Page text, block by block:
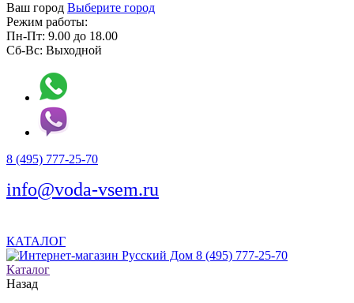
Ваш город Выберите город
Режим работы:
Пн-Пт: 9.00 до 18.00
Сб-Вс: Выходной
8 (495) 777-25-70
info@voda-vsem.ru
КАТАЛОГ
8 (495) 777-25-70
Каталог
Назад